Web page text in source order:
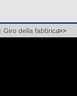
Giro della fabbrica>>